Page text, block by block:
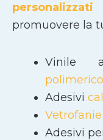
personalizzati
promuovere la
Vinile
polimerico
Adesivi
Vetrofanie
Adesivi